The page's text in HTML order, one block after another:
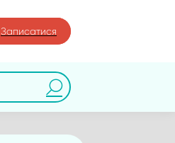
Записатися